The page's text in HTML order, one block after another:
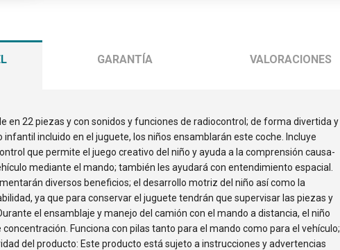
GARANTÍA VALORACIONES
en 22 piezas y con sonidos y funciones de radiocontrol; de forma divertida y
infantil incluido en el juguete, los niños ensamblarán este coche. Incluye
que permite el juego creativo del niño y ayuda a la comprensión causa-
mediante el mando; también les ayudará con entendimiento espacial.
diversos beneficios; el desarrollo motriz del niño así como la
ya que para conservar el juguete tendrán que supervisar las piezas y
el ensamblaje y manejo del camión con el mando a distancia, el niño
Funciona con pilas tanto para el mando como para el vehículo;
del producto: Este producto está sujeto a instrucciones y advertencias